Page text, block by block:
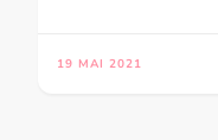
19 MAI 2021